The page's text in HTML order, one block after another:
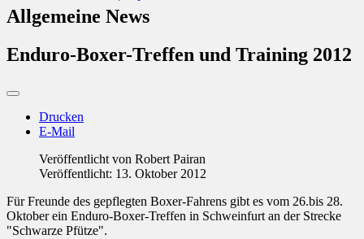
Allgemeine News
Enduro-Boxer-Treffen und Training 2012
Drucken
E-Mail
Veröffentlicht von Robert Pairan
Veröffentlicht: 13. Oktober 2012
Für Freunde des gepflegten Boxer-Fahrens gibt es vom 26.bis 28.
Oktober ein Enduro-Boxer-Treffen in Schweinfurt an der Strecke
"Schwarze Pfütze".